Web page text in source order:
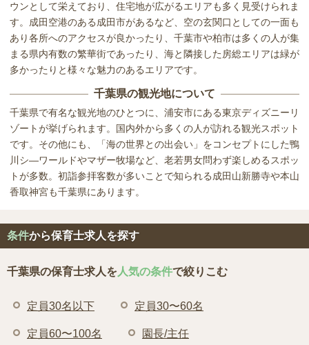
ウンとして栄えており、住宅地が広がるエリアも多く見受けられま
す。成田空港のある成田市があるなど、空の玄関口としての一面も
あり各所へのアクセスが良かったり、千葉市や柏市は多くの人が集
まる県内有数の繁華街であったり、海と隣接した房総エリアは緑が
多かったりと様々な魅力のあるエリアです。
千葉県の観光地について
千葉県で有名な観光地のひとつに、浦安市にある東京ディズニーリ
ゾートが挙げられます。国内外から多くの人が訪れる観光スポット
です。その他にも、「海の世界との出会い」をコンセプトにした鴨
川シ―ワールドやマザー牧場など、老若男女問わず楽しめるスポッ
トが多数。初詣参拝客数が多いことで知られる成田山新勝寺や本山
香取神宮も千葉県にあります。
条件から保育士求人を探す
千葉県の保育士求人を 人気の条件で絞りこむ
定員30名以下 定員30〜60名
定員60〜100名 園長/主任